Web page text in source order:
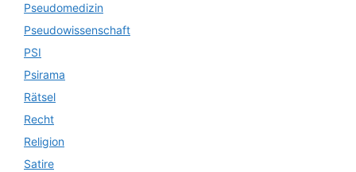
Pseudomedizin
Pseudowissenschaft
PSI
Psirama
Rätsel
Recht
Religion
Satire